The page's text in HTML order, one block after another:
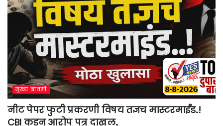
मुख्य बातमी
नीट पेपर फुटी प्रकरणी विषय तज्ञच मास्टरमाईंड..!
CBI कडून आरोप पत्र दाखल..